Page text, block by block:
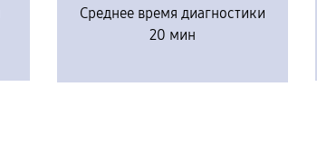
Среднее время диагностики
20 мин